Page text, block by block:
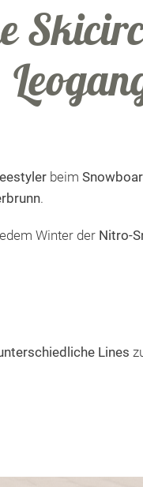
beim
.
Winter der Nitro-
Lines